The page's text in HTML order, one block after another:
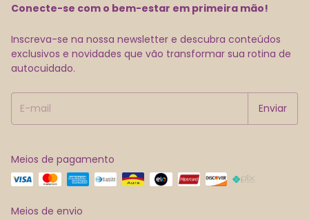
Conecte-se com o bem-estar em primeira mão!
Inscreva-se na nossa newsletter e descubra conteúdos
exclusivos e novidades que vão transformar sua rotina de
autocuidado.
Meios de pagamento
Meios de envio